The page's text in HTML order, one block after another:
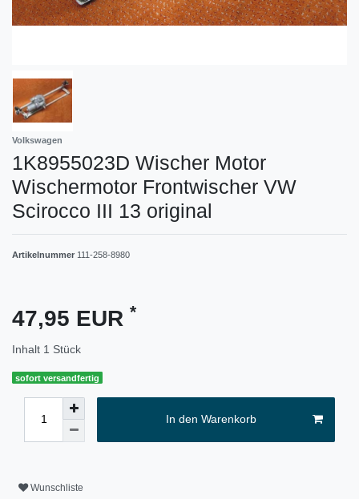
Volkswagen
1K8955023D Wischer Motor
Wischermotor Frontwischer VW
Scirocco III 13 original
Artikelnummer 111-258-8980
47,95 EUR *
Inhalt 1 Stück
sofort versandfertig
In den Warenkorb
Wunschliste